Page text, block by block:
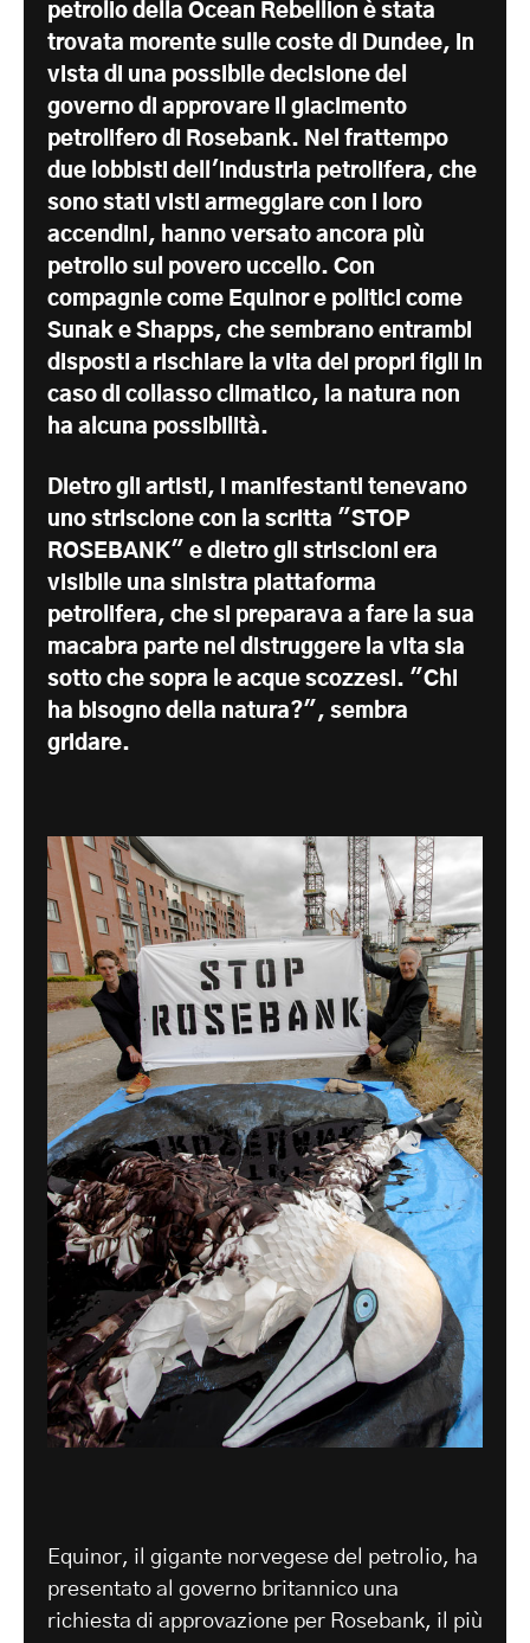
petrolio della Ocean Rebellion è stata
trovata morente sulle coste di Dundee, in
vista di una possibile decisione del
governo di approvare il giacimento
petrolifero di Rosebank. Nel frattempo
due lobbisti dell'industria petrolifera, che
sono stati visti armeggiare con i loro
accendini, hanno versato ancora più
petrolio sul povero uccello. Con
compagnie come Equinor e politici come
Sunak e Shapps, che sembrano entrambi
disposti a rischiare la vita dei propri figli in
caso di collasso climatico, la natura non
ha alcuna possibilità.
Dietro gli artisti, i manifestanti tenevano
uno striscione con la scritta "STOP
ROSEBANK" e dietro gli striscioni era
visibile una sinistra piattaforma
petrolifera, che si preparava a fare la sua
macabra parte nel distruggere la vita sia
sotto che sopra le acque scozzesi. "Chi
ha bisogno della natura?", sembra
gridare.
Equinor, il gigante norvegese del petrolio, ha
presentato al governo britannico una
richiesta di approvazione per Rosebank, il più